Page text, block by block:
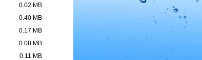
0.02 MB
0.40 MB
0.17 MB
0.08 MB
0.11 MB